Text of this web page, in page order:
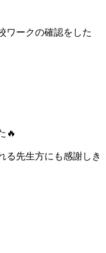
ワークの確認をした
🔥
る先生方にも感謝しき